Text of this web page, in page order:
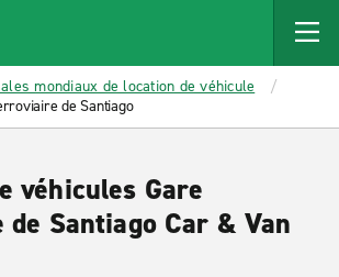
mondiaux de location de véhicule
de Santiago
véhicules Gare
Santiago Car & Van